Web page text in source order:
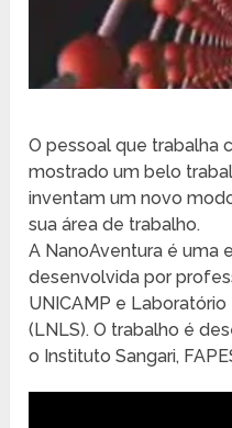
O pessoal que trabalha
mostrado um belo
inventam um novo
sua área de trabalho.
A NanoAventura é uma
desenvolvida por
UNICAMP e
(LNLS). O trabalho é
o Instituto Sangari,